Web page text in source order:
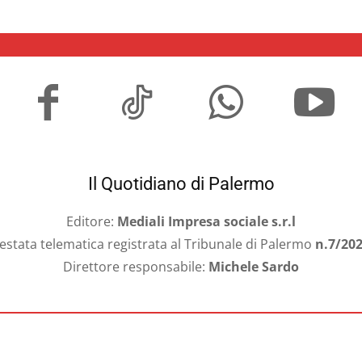
Il Quotidiano di Palermo
Editore: Mediali Impresa sociale s.r.l
telematica registrata al Tribunale di Palermo n.7/
Direttore responsabile: Michele Sardo